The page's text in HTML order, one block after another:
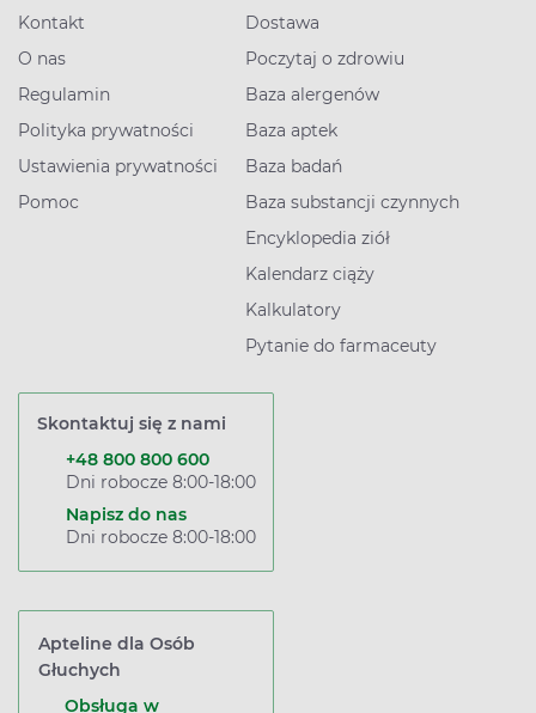
Kontakt
O nas
Regulamin
Polityka prywatności
Ustawienia prywatności
Pomoc
Dostawa
Poczytaj o zdrowiu
Baza alergenów
Baza aptek
Baza badań
Baza substancji czynnych
Encyklopedia ziół
Kalendarz ciąży
Kalkulatory
Pytanie do farmaceuty
Skontaktuj się z nami
+48 800 800 600
Dni robocze 8:00-18:00
Napisz do nas
Dni robocze 8:00-18:00
Apteline dla Osób
Głuchych
Obsługa w